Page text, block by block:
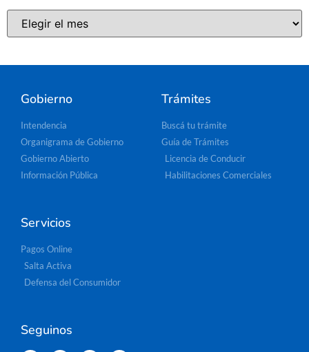
Gobierno
Intendencia
Organigrama de Gobierno
Gobierno Abierto
Información Pública
Trámites
Buscá tu trámite
Guía de Trámites
Licencia de Conducir
Habilitaciones Comerciales
Servicios
Pagos Online
Salta Activa
Defensa del Consumidor
Seguinos